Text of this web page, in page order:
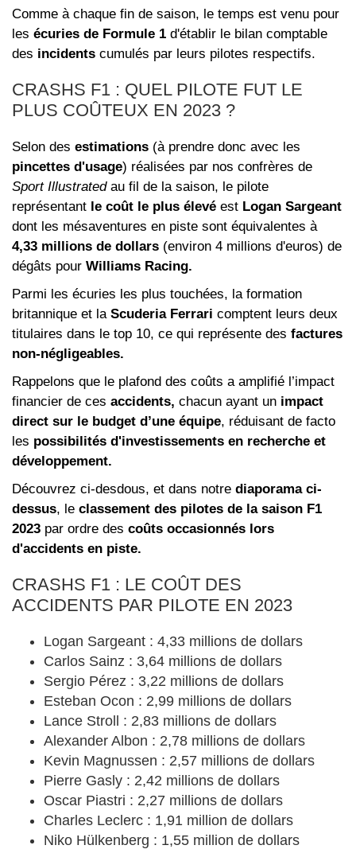
Comme à chaque fin de saison, le temps est venu pour
les écuries de Formule 1 d'établir le bilan comptable
des incidents cumulés par leurs pilotes respectifs.
CRASHS F1 : QUEL PILOTE FUT LE
PLUS COÛTEUX EN 2023 ?
Selon des estimations (à prendre donc avec les
pincettes d'usage) réalisées par nos confrères de
Sport Illustratedau fil de la saison, le pilote
représentant le coût le plus élevé est Logan Sargeant
dont les mésaventures en piste sont équivalentes à
4,33 millions de dollars (environ 4 millions d'euros) de
dégâts pour Williams Racing.
Parmi les écuries les plus touchées, la formation
britannique et la Scuderia Ferrari comptent leurs deux
titulaires dans le top 10, ce qui représente des factures
non-négligeables.
Rappelons que le plafond des coûts a amplifié l’impact
financier de ces accidents, chacun ayant un impact
direct sur le budget d’une équipe, réduisant de facto
les possibilités d'investissements en recherche et
développement.
Découvrez ci-desdous, et dans notre diaporama ci-
dessus, le classement des pilotes de la saison F1
2023 par ordre des coûts occasionnés lors
d'accidents en piste.
CRASHS F1 : LE COÛT DES
ACCIDENTS PAR PILOTE EN 2023
Logan Sargeant : 4,33 millions de dollars
Carlos Sainz : 3,64 millions de dollars
Sergio Pérez : 3,22 millions de dollars
Esteban Ocon : 2,99 millions de dollars
Lance Stroll : 2,83 millions de dollars
Alexander Albon : 2,78 millions de dollars
Kevin Magnussen : 2,57 millions de dollars
Pierre Gasly : 2,42 millions de dollars
Oscar Piastri : 2,27 millions de dollars
Charles Leclerc : 1,91 million de dollars
Niko Hülkenberg : 1,55 million de dollars